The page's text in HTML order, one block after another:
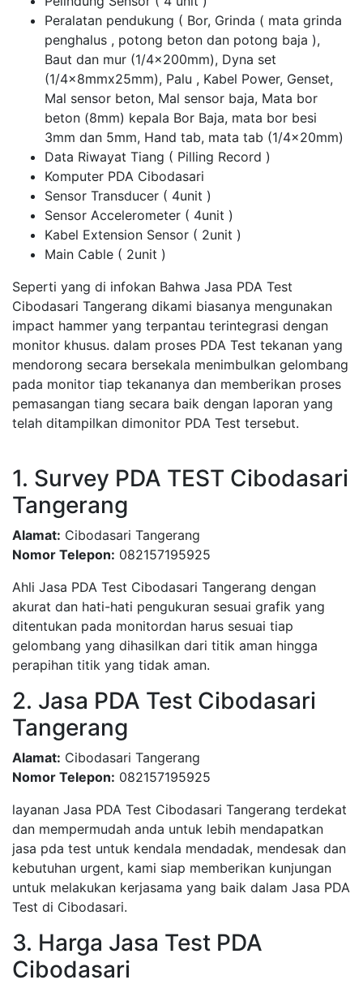
Peralatan pendukung ( Bor, Grinda ( mata grinda
penghalus , potong beton dan potong baja ),
Baut dan mur (1/4x200mm), Dyna set
(1/4x8mmx25mm), Palu , Kabel Power, Genset,
Mal sensor beton, Mal sensor baja, Mata bor
beton (8mm) kepala Bor Baja, mata bor besi
3mm dan 5mm, Hand tab, mata tab (1/4x20mm)
Data Riwayat Tiang ( Pilling Record )
Komputer PDA Cibodasari
Sensor Transducer ( 4unit )
Sensor Accelerometer ( 4unit )
Kabel Extension Sensor ( 2unit )
Main Cable ( 2unit )
Seperti yang di infokan Bahwa Jasa PDA Test
Cibodasari Tangerang dikami biasanya mengunakan
impact hammer yang terpantau terintegrasi dengan
monitor khusus. dalam proses PDA Test tekanan yang
mendorong secara bersekala menimbulkan gelombang
pada monitor tiap tekananya dan memberikan proses
pemasangan tiang secara baik dengan laporan yang
telah ditampilkan dimonitor PDA Test tersebut.
1. Survey PDA TEST Cibodasari
Tangerang
Alamat: Cibodasari Tangerang
Nomor Telepon: 082157195925
Ahli Jasa PDA Test Cibodasari Tangerang dengan
akurat dan hati-hati pengukuran sesuai grafik yang
ditentukan pada monitordan harus sesuai tiap
gelombang yang dihasilkan dari titik aman hingga
perapihan titik yang tidak aman.
2. Jasa PDA Test Cibodasari
Tangerang
Alamat: Cibodasari Tangerang
Nomor Telepon: 082157195925
layanan Jasa PDA Test Cibodasari Tangerang terdekat
dan mempermudah anda untuk lebih mendapatkan
jasa pda test untuk kendala mendadak, mendesak dan
kebutuhan urgent, kami siap memberikan kunjungan
untuk melakukan kerjasama yang baik dalam Jasa PDA
Test di Cibodasari.
3. Harga Jasa Test PDA
Cibodasari